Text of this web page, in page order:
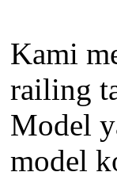
Kami
railing
Model
model